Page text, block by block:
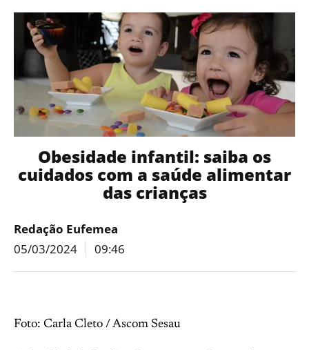
Obesidade infantil: saiba os
cuidados com a saúde alimentar
das crianças
Redação Eufemea
05/03/2024
09:46
Foto: Carla Cleto / Ascom Sesau